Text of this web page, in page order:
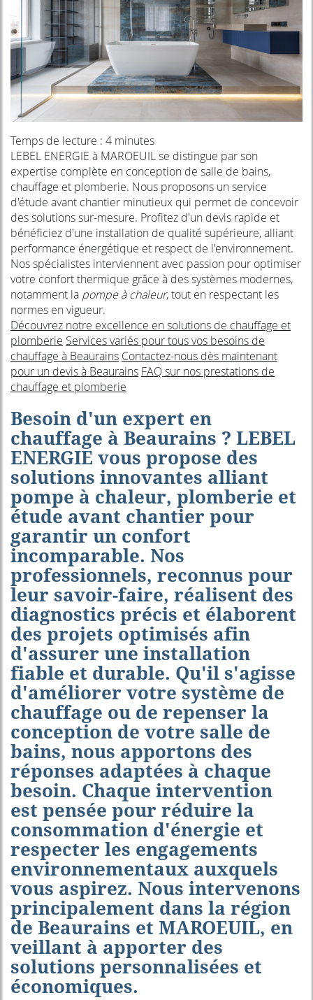
Temps de lecture : 4 minutes
LEBEL ENERGIE à MAROEUIL se distingue par son
expertise complète en conception de salle de bains,
chauffage et plomberie. Nous proposons un service
d'étude avant chantier minutieux qui permet de concevoir
des solutions sur-mesure. Profitez d'un devis rapide et
bénéficiez d'une installation de qualité supérieure, alliant
performance énergétique et respect de l'environnement.
Nos spécialistes interviennent avec passion pour optimiser
votre confort thermique grâce à des systèmes modernes,
notamment la pompe à chaleur, tout en respectant les
normes en vigueur.
Découvrez notre excellence en solutions de chauffage et
plomberie Services variés pour tous vos besoins de
chauffage à Beaurains Contactez-nous dès maintenant
pour un devis à Beaurains FAQ sur nos prestations de
chauffage et plomberie
Besoin d'un expert en
chauffage à Beaurains ? LEBEL
ENERGIE vous propose des
solutions innovantes alliant
pompe à chaleur, plomberie et
étude avant chantier pour
garantir un confort
incomparable. Nos
professionnels, reconnus pour
leur savoir-faire, réalisent des
diagnostics précis et élaborent
des projets optimisés afin
d'assurer une installation
fiable et durable. Qu'il s'agisse
d'améliorer votre système de
chauffage ou de repenser la
conception de votre salle de
bains, nous apportons des
réponses adaptées à chaque
besoin. Chaque intervention
est pensée pour réduire la
consommation d'énergie et
respecter les engagements
environnementaux auxquels
vous aspirez. Nous intervenons
principalement dans la région
de Beaurains et MAROEUIL, en
veillant à apporter des
solutions personnalisées et
économiques.